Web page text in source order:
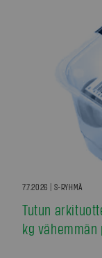
7.7.2026 | S-RYHMÄ
Tutun
kg